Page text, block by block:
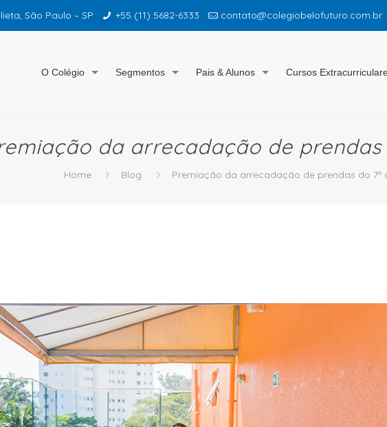
São Paulo – SP +55 (11) 5682-6333 contato@colegiobelofuturo.com.br
O Colégio Segmentos Pais & Alunos Cursos
da arrecadação de prendas
Home Blog Premiação da arrecadação de prendas do 7º